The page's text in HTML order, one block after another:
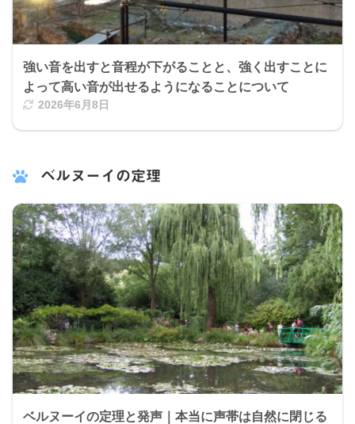
強い音を出すと音程が下がることと、強く出すことに
よって高い音が出せるようになることについて
2026年6月8日
ベルヌーイの定理
ベルヌーイの定理と発声｜本当に声帯は自然に閉じる